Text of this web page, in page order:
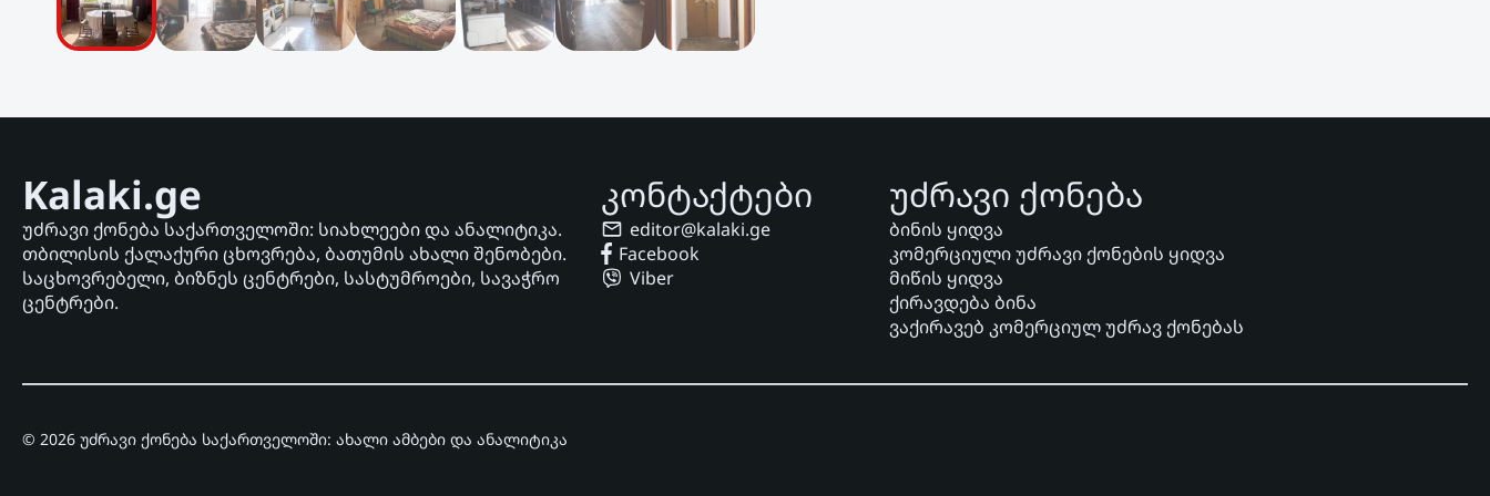
Kalaki.ge
უძრავი ქონება საქართველოში: სიახლეები და ანალიტიკა.
თბილისის ქალაქური ცხოვრება, ბათუმის ახალი შენობები.
საცხოვრებელი, ბიზნეს ცენტრები, სასტუმროები, სავაჭრო
ცენტრები.
კონტაქტები
editor@kalaki.ge
Facebook
Viber
უძრავი ქონება
ბინის ყიდვა
კომერციული უძრავი ქონების ყიდვა
მიწის ყიდვა
ქირავდება ბინა
ვაქირავებ კომერციულ უძრავ ქონებას
© 2026 უძრავი ქონება საქართველოში: ახალი ამბები და ანალიტიკა